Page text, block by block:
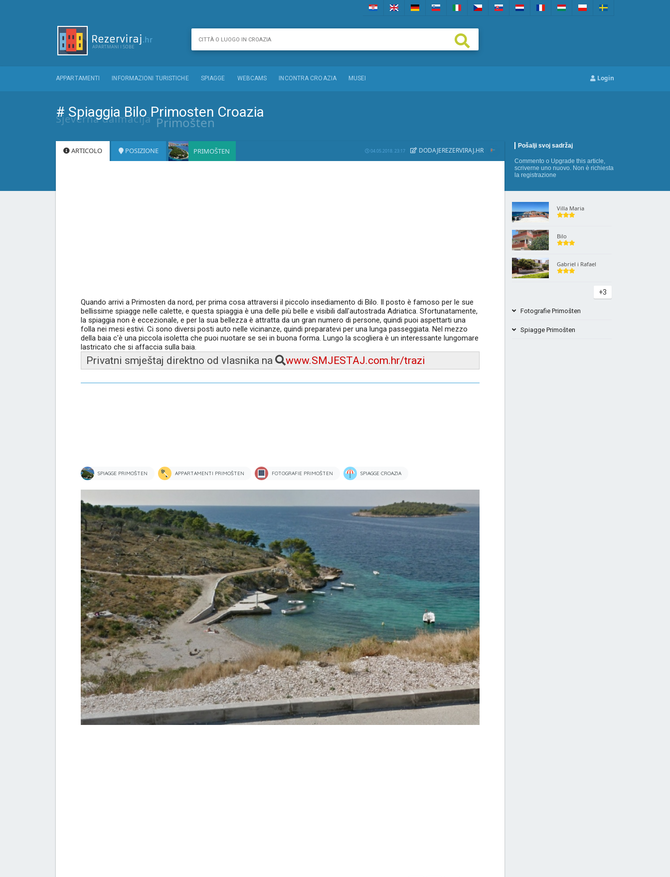
APPARTAMENTI INFORMAZIONI TURISTICHE SPIAGGE WEBCAMS INCONTRA CROAZIA MUSEI Login
# Spiaggia Bilo Primosten Croazia
Sjeverna dalmacija Primošten
Pošalji svoj sadržaj
Commento o Upgrade this article,
scriverne uno nuovo. Non è richiesta
la registrazione
ARTICOLO POSIZIONE PRIMOŠTEN 04.05.2018. 23:17 DODAJEREZERVIRAJ.HR
Quando arrivi a Primosten da nord, per prima cosa attraversi il piccolo insediamento di Bilo. Il posto è famoso per le sue
bellissime spiagge nelle calette, e questa spiaggia è una delle più belle e visibili dall'autostrada Adriatica. Sfortunatamente,
la spiaggia non è eccezionale, e per la sua bellezza è attratta da un gran numero di persone, quindi puoi aspettarti una
folla nei mesi estivi. Ci sono diversi posti auto nelle vicinanze, quindi preparatevi per una lunga passeggiata. Nel mezzo
della baia c'è una piccola isoletta che puoi nuotare se sei in buona forma. Lungo la scogliera è un interessante lungomare
lastricato che si affaccia sulla baia.
Privatni smještaj direktno od vlasnika na www.SMJESTAJ.com.hr/trazi
SPIAGGE PRIMOŠTEN APPARTAMENTI PRIMOŠTEN FOTOGRAFIE PRIMOŠTEN SPIAGGE CROAZIA
Villa Maria
Bilo
Gabriel i Rafael
+3
Fotografie Primošten
Spiagge Primošten